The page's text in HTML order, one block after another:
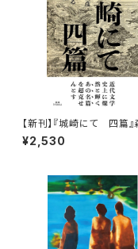
【新刊】『城崎にて 四篇』
登美彦・円居挽・あをにまる
香去来（サイン本）
¥2,530